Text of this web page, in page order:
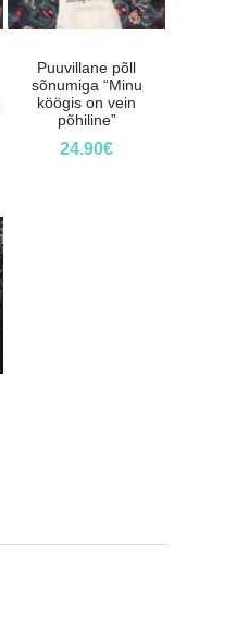
Puuvillane põll
sõnumiga “Minu
köögis on vein
põhiline”
24.90€